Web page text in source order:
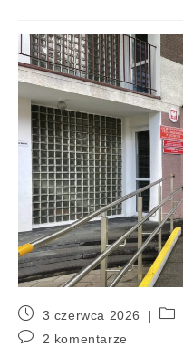
3 czerwca 2026
2 komentarze